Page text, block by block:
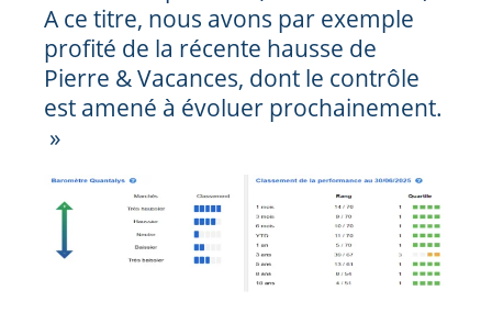
A ce titre, nous avons par exemple
profité de la récente hausse de
Pierre & Vacances, dont le contrôle
est amené à évoluer prochainement.
»